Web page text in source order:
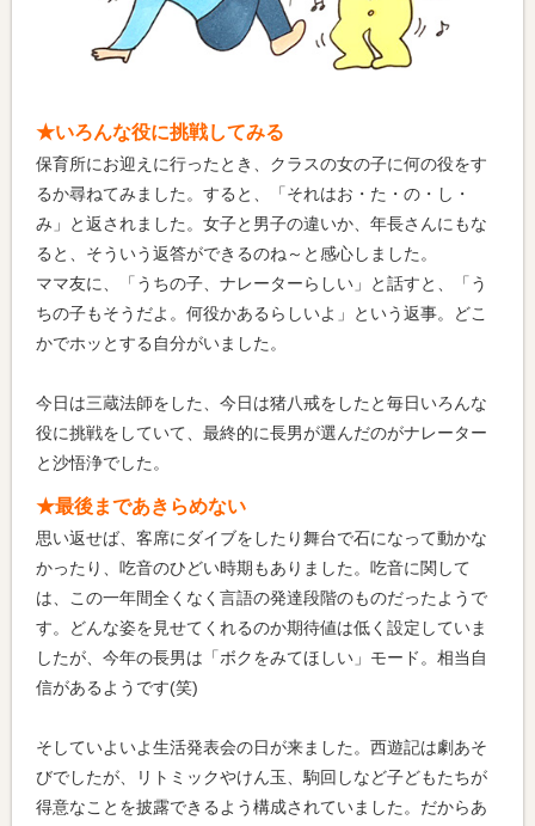
★いろんな役に挑戦してみる
保育所にお迎えに行ったとき、クラスの女の子に何の役をす
るか尋ねてみました。すると、「それはお・た・の・し・
み」と返されました。女子と男子の違いか、年長さんにもな
ると、そういう返答ができるのね～と感心しました。
ママ友に、「うちの子、ナレーターらしい」と話すと、「う
ちの子もそうだよ。何役かあるらしいよ」という返事。どこ
かでホッとする自分がいました。
今日は三蔵法師をした、今日は猪八戒をしたと毎日いろんな
役に挑戦をしていて、最終的に長男が選んだのがナレーター
と沙悟浄でした。
★最後まであきらめない
思い返せば、客席にダイブをしたり舞台で石になって動かな
かったり、吃音のひどい時期もありました。吃音に関して
は、この一年間全くなく言語の発達段階のものだったようで
す。どんな姿を見せてくれるのか期待値は低く設定していま
したが、今年の長男は「ボクをみてほしい」モード。相当自
信があるようです(笑)
そしていよいよ生活発表会の日が来ました。西遊記は劇あそ
びでしたが、リトミックやけん玉、駒回しなど子どもたちが
得意なことを披露できるよう構成されていました。だからあ